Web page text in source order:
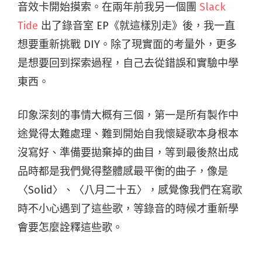
音效卡開始摸索。在兩年前我另一個團 Slack
Tide 出了錄音室 EP《就這樣別走》後，我一直
想要重新挑戰 DIY。除了現實面的考量外，更多
是想要回到探索過程，自己去從錯誤和實驗中學
東西。
印象深刻的事情大概有三個，第一是所有製作中
途覺得太難處理、難到開始自我懷疑歌本身根本
沒寫好、準備要拋棄掉的曲目，等到最後熬出成
品時都是我們覺得整體感最平衡的曲子，像是
〈Solid〉、〈八月二十五〉，感覺像我們在寫歌
時不小心遇到了這些歌，等錄音的時候才重新學
會要怎麼詮釋這些歌。